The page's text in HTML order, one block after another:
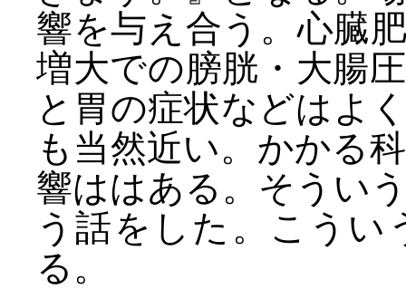
響を与え合う。心臓
増大での膀胱・大腸
と胃の症状などはよ
も当然近い。かかる
響ははある。そうい
う話をした。こうい
る。